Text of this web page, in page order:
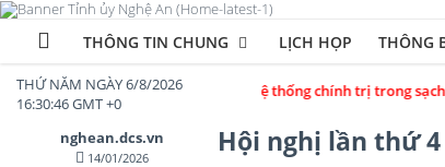
THÔNG TIN CHUNG LỊCH HỌP THÔNG
THỨ NĂM NGÀY 6/8/2026
16:30:48 GMT +0
dựng Đảng bộ và hệ thống chính trị trong sạch, vững mạnh; đổi
nghean.dcs.vn
14/01/2026 Hội nghị lần thứ